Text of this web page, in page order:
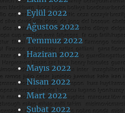
Eylül 2022
Ağustos 2022
Temmuz 2022
Haziran 2022
Mayıs 2022
Nisan 2022
Mart 2022
Şubat 2022